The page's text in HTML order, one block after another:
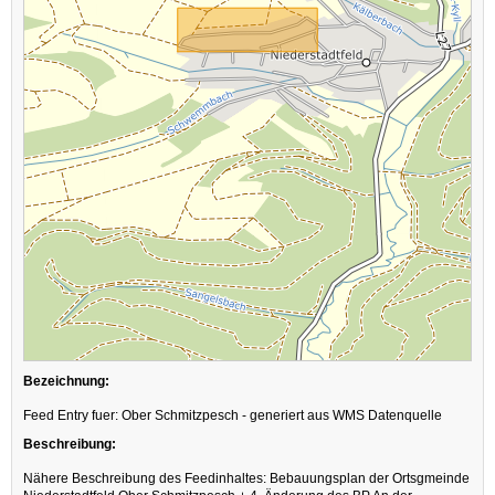
Bezeichnung:
Feed Entry fuer: Ober Schmitzpesch - generiert aus WMS Datenquelle
Beschreibung:
Nähere Beschreibung des Feedinhaltes: Bebauungsplan der Ortsgmeinde